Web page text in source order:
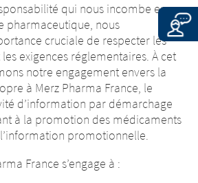
qui nous incombe en
pharmaceutique, nous
cruciale de respecter les
exigences réglementaires. À cet
notre engagement envers la
à Merz Pharma France, le
d’information par démarchage
à la promotion des médicaments
promotionnelle.
France s’engage à :